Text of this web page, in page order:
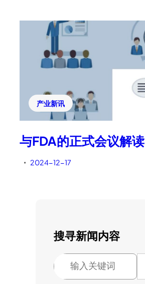
产业新讯
与FDA的正式会议解读
• 2024-12-17
搜寻新闻内容